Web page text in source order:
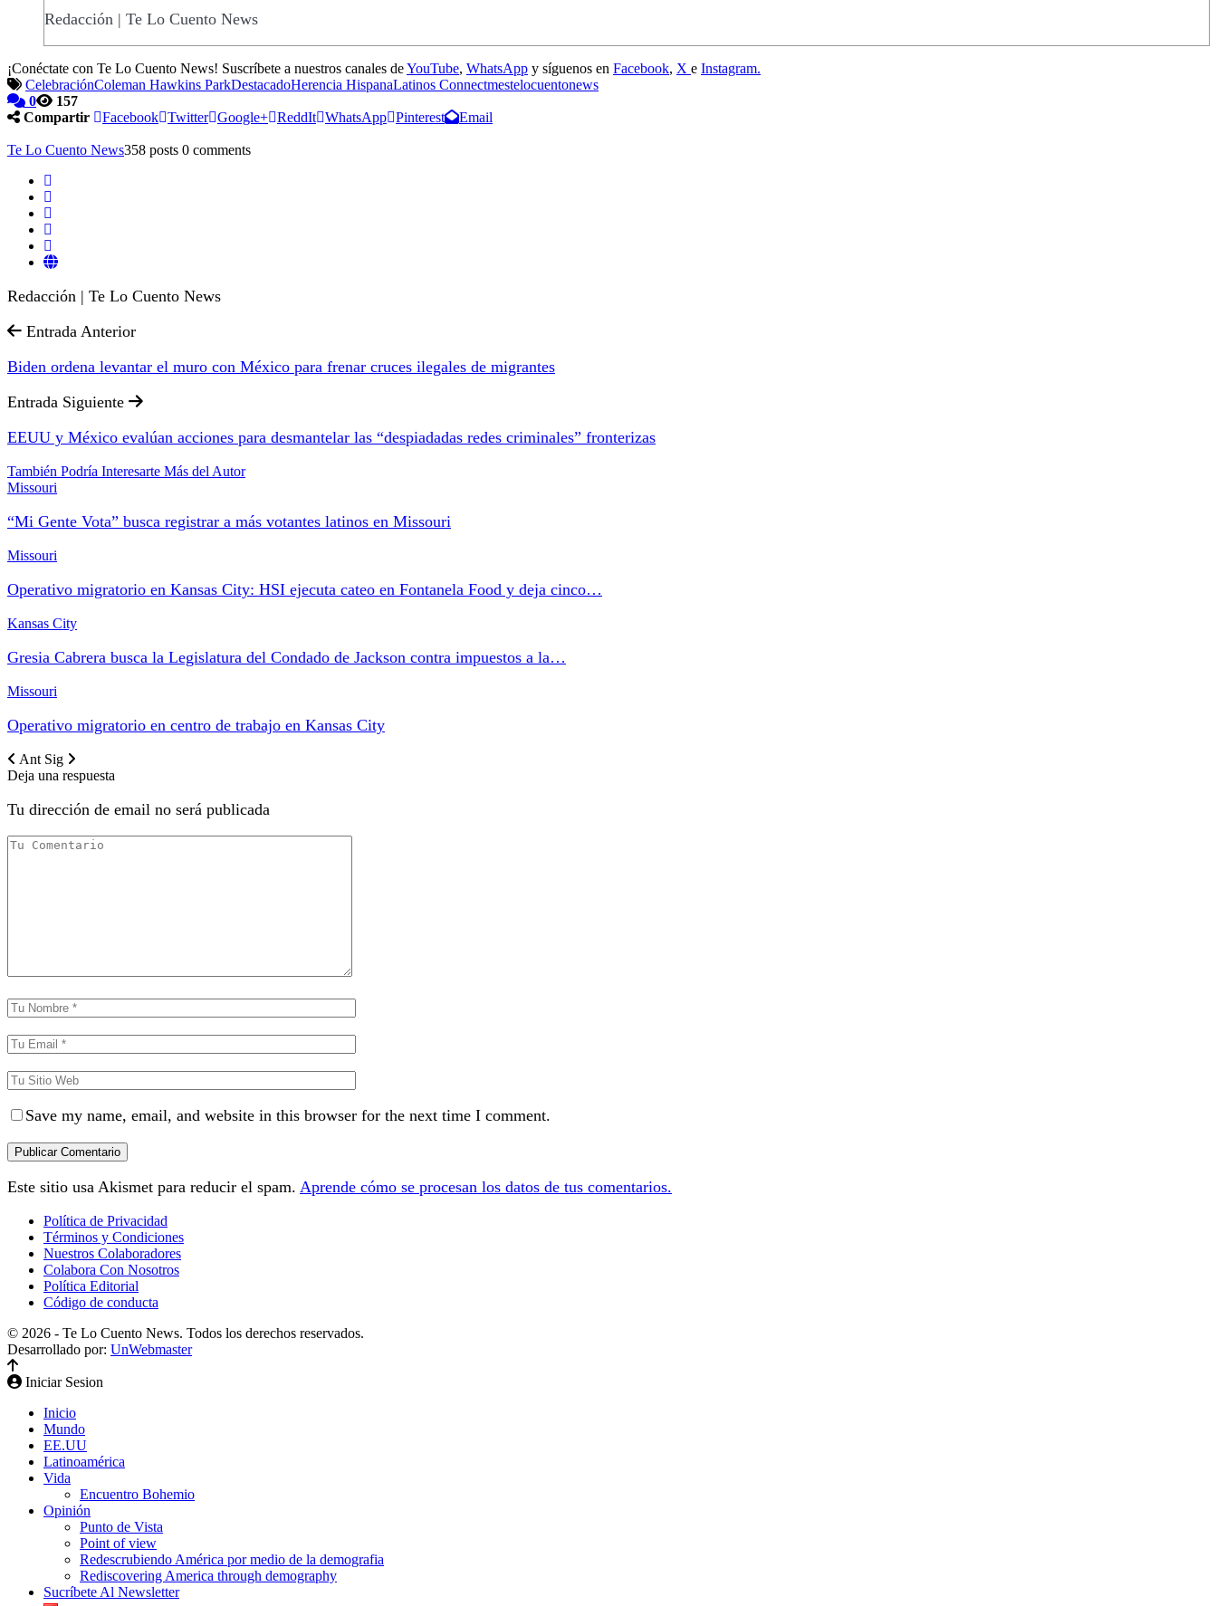
Redacción | Te Lo Cuento News
¡Conéctate con Te Lo Cuento News! Suscríbete a nuestros canales deYouTube, WhatsApp y síguenos en Facebook, X e Instagram.
CelebraciónColeman Hawkins ParkDestacadoHerencia HispanaLatinos Connectmestelocuentonews
0
157
Compartir
Facebook Twitter Google+ ReddIt WhatsApp Pinterest Email
Te Lo Cuento News358 posts 0 comments
Redacción | Te Lo Cuento News
Entrada Anterior
Biden ordena levantar el muro con México para frenar cruces ilegales de migrantes
Entrada Siguiente
EEUU y México evalúan acciones para desmantelar las “despiadadas redes criminales” fronterizas
También Podría Interesarte Más del Autor
Missouri
“Mi Gente Vota” busca registrar a más votantes latinos en Missouri
Missouri
Operativo migratorio en Kansas City: HSI ejecuta cateo en Fontanela Food y deja cinco…
Kansas City
Gresia Cabrera busca la Legislatura del Condado de Jackson contra impuestos a la…
Missouri
Operativo migratorio en centro de trabajo en Kansas City
Ant Sig
Deja una respuesta
Tu dirección de email no será publicada
Save my name, email, and website in this browser for the next time I comment.
Este sitio usa Akismet para reducir el spam. Aprende cómo se procesan los datos de tus comentarios.
Política de Privacidad
Términos y Condiciones
Nuestros Colaboradores
Colabora Con Nosotros
Política Editorial
Código de conducta
© 2026 - Te Lo Cuento News. Todos los derechos reservados.
Desarrollado por: UnWebmaster
Iniciar Sesion
Inicio
Mundo
EE.UU
Latinoamérica
Vida
Encuentro Bohemio
Opinión
Punto de Vista
Point of view
Redescrubiendo América por medio de la demografia
Rediscovering America through demography
Sucríbete Al Newsletter